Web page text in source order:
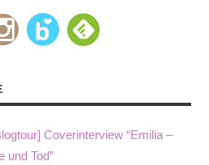
Coverinterview “Emilia –
und Tod”